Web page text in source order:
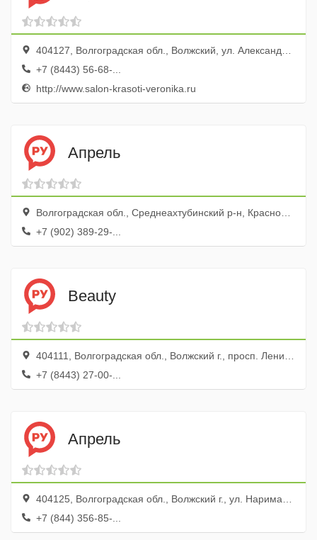
404127, Волгоградская обл., Волжский, ул. Александрова, 39
+7 (8443) 56-68-...
http://www.salon-krasoti-veronika.ru
Апрель
Волгоградская обл., Среднеахтубинский р-н, Краснослободск г., ул. Ленина, 83а
+7 (902) 389-29-...
Beauty
404111, Волгоградская обл., Волжский г., просп. Ленина, 78
+7 (8443) 27-00-...
Апрель
404125, Волгоградская обл., Волжский г., ул. Нариманова, 2
+7 (844) 356-85-...